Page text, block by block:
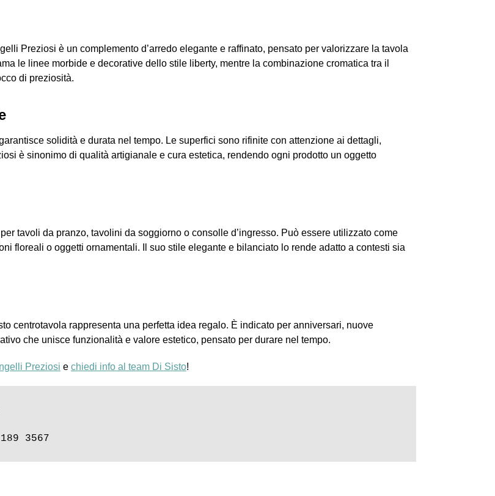
Preziosi è un complemento d’arredo elegante e raffinato, pensato per valorizzare la tavola
le linee morbide e decorative dello stile liberty, mentre la combinazione cromatica tra il
di preziosità.
solidità e durata nel tempo. Le superfici sono rifinite con attenzione ai dettagli,
è sinonimo di qualità artigianale e cura estetica, rendendo ogni prodotto un oggetto
tavoli da pranzo, tavolini da soggiorno o consolle d’ingresso. Può essere utilizzato come
floreali o oggetti ornamentali. Il suo stile elegante e bilanciato lo rende adatto a contesti sia
centrotavola rappresenta una perfetta idea regalo. È indicato per anniversari, nuove
che unisce funzionalità e valore estetico, pensato per durare nel tempo.
Preziosi e chiedi info al team Di Sisto!
3567